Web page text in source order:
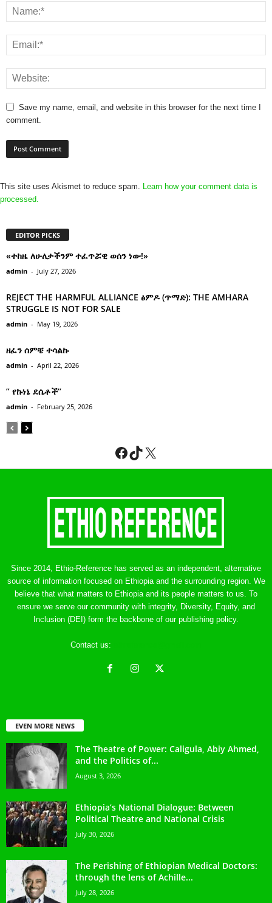
Save my name, email, and website in this browser for the next time I
comment.
This site uses Akismet to reduce spam.
Learn how your comment data is
processed.
EDITOR PICKS
«ተከዜ ለሁለታችንም ተፈጥሯዊ ወሰን ነው!»
admin - July 27, 2026
REJECT THE HARMFUL ALLIANCE ፅምዶ (ጥማድ): THE AMHARA
STRUGGLE IS NOT FOR SALE
admin - May 19, 2026
ዘፈን ሰምቼ ተሳልኩ
admin - April 22, 2026
” የኩነኔ ደሴቶች’’
admin - February 25, 2026
Facebook
TikTok
X
Since 2014, Ethio-Reference has served as an independent, alternative
source of information focused on Ethiopia and the surrounding region. We
believe that what matters to Ethiopia and its people matters to us. To
ensure we serve our community with integrity, Diversity, Equity, and
Inclusion (DEI) form the backbone of our publishing policy.
Contact us:
EVEN MORE NEWS
The Theatre of Power: Caligula, Abiy Ahmed,
and the Politics of...
August 3, 2026
Ethiopia’s National Dialogue: Between
Political Theatre and National Crisis
July 30, 2026
The Perishing of Ethiopian Medical Doctors:
through the lens of Achille...
July 28, 2026